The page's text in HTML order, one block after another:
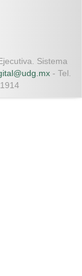
Sistema
- Tel.